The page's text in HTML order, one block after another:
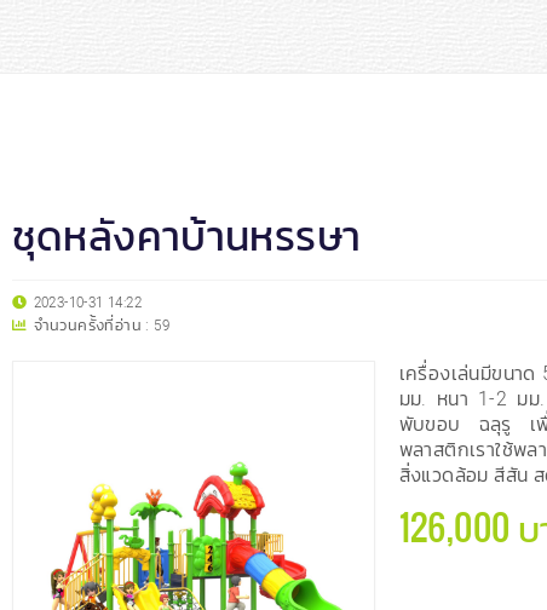
ชุดหลังคาบ้านหรรษา
2023-10-31 14:22
จำนวนครั้งที่อ่าน : 59
เครื่องเล่นมีขนา
มม. หนา 1-2 มม
พับขอบ ฉลุรู เพื่
พลาสติกเราใช้พ
สิ่งแวดล้อม สีสัน
126,000